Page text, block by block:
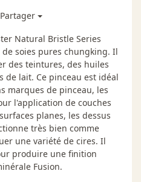
Partager
Natural Bristle Series
soies pures chungking. Il
des teintures, des huiles
lait. Ce pinceau est idéal
marques de pinceau, les
l'application de couches
planes, les dessus
très bien comme
une variété de cires. Il
produire une finition
Fusion.